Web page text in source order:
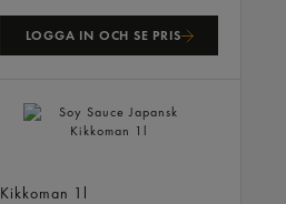
LOGGA IN OCH SE PRIS
Kikkoman 1l